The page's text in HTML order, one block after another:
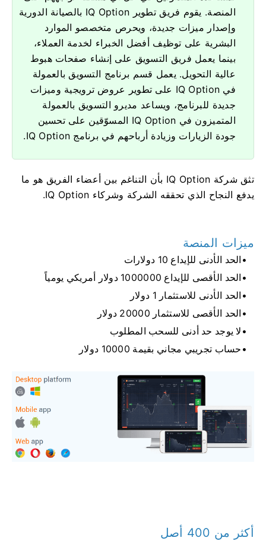
المنصة. يقوم فريق تطوير IQ Option بالصيانة الدورية
وإصدار ميزات جديدة، ويحرص متخصصو الموارد
البشرية على توظيف أفضل الخبراء لخدمة العملاء،
بينما يعمل فريق التسويق على إنشاء صفحات هبوط
عالية التحويل. يعمل قسم برنامج التسويق بالعمولة
في IQ Option على تطوير عروض ترويجية وميزات
جديدة للبرنامج، ويساعد مديرو التسويق بالعمولة
المتميزون في IQ Option المسوّقين على تحسين
جودة الزيارات وزيادة أرباحهم في برنامج IQ Option.
تثق شركة IQ Option بأن التناغم بين أعضاء الفريق هو ما
يدفع النجاح الذي تحققه الشركة وشركاء IQ Option.
ميزات المنصة
الحد الأدنى للإيداع 10 دولارات
الحد الأقصى للإيداع 1000000 دولار أمريكي يومياً
الحد الأدنى للاستثمار 1 دولار
الحد الأقصى للاستثمار 20000 دولار
لا يوجد حد أدنى للسحب المطلوب
حساب تجريبي مجاني بقيمة 10000 دولار
أكثر من 400 أصل